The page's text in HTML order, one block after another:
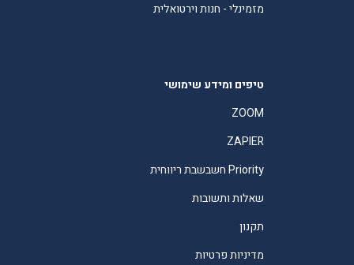
מזמינלי - חנות וירטואלית
טיפים ומידע שימושי
ZOOM
ZAPIER
Priority חשבשבת ריווחית
שאלות ותשובות
תקנון
מדיניות פרטיות